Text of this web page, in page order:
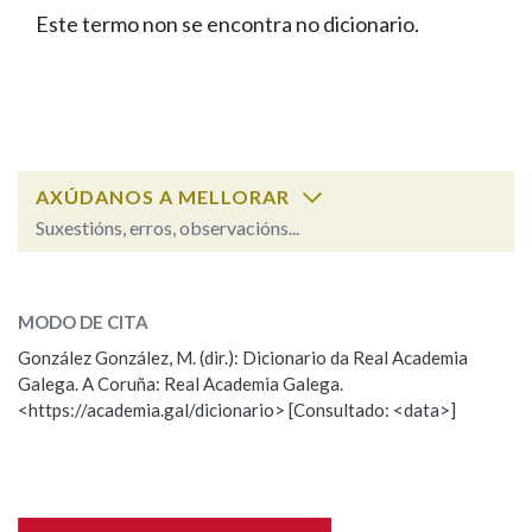
FIGURAS HOMENAXEADAS
PORTAL DAS PALABRAS
Facebook
TwitterYoutubeInstagram
Bluesky
BUSCAR NOS LEMAS
Remata por
BUSCAR NO CONTIDO
Nas definicións
Este termo non se encontra no dicionario.
AXÚDANOS A MELLORAR
Suxestións, erros, observacións...
Observación
Nome
MODO DE CITA
González González, M. (dir.): Dicionario da Real Academia
Galega. A Coruña: Real Academia Galega.
<https://academia.gal/dicionario> [Consultado: <data>]